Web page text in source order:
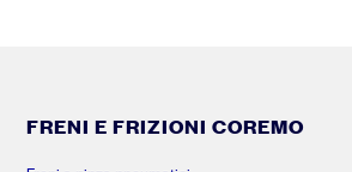
FRENI E FRIZIONI COREMO